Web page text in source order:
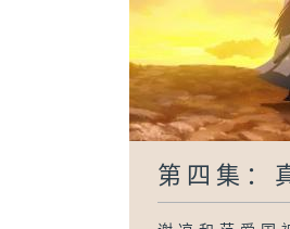
第四集：